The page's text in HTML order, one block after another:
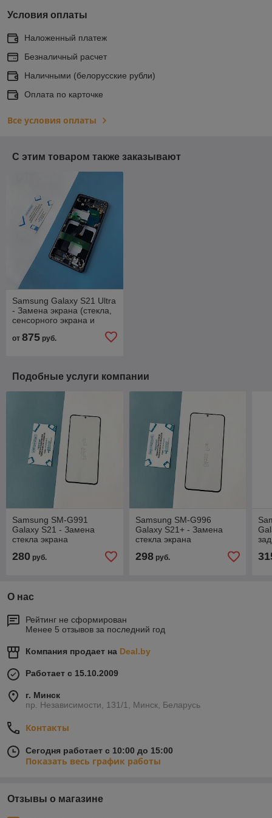
Условия оплаты
Наложенный платеж
Безналичный расчет
Наличными (белорусские рубли)
Оплата по карточке
Все условия оплаты
С этим товаром также заказывают
Samsung Galaxy S21 Ultra
- Замена экрана (стекла,
сенсорного экрана и
от 875 руб.
Подобные услуги компании
Samsung SM-G991
Galaxy S21 - Замена
стекла экрана
280 руб.
Samsung SM-G996
Galaxy S21+ - Замена
стекла экрана
298руб.
О нас
Рейтинг не сформирован
Менее 5 отзывов за последний год
Компания продает на Deal.by
Работает с 15.10.2009
г. Минск
пр. Независимости, 131/1, Минск, Беларусь
Контакты
Сегодня работает с 10:00 до 15:00
Показать весь график работы
Отзывы о магазине